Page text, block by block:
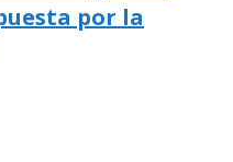
por la